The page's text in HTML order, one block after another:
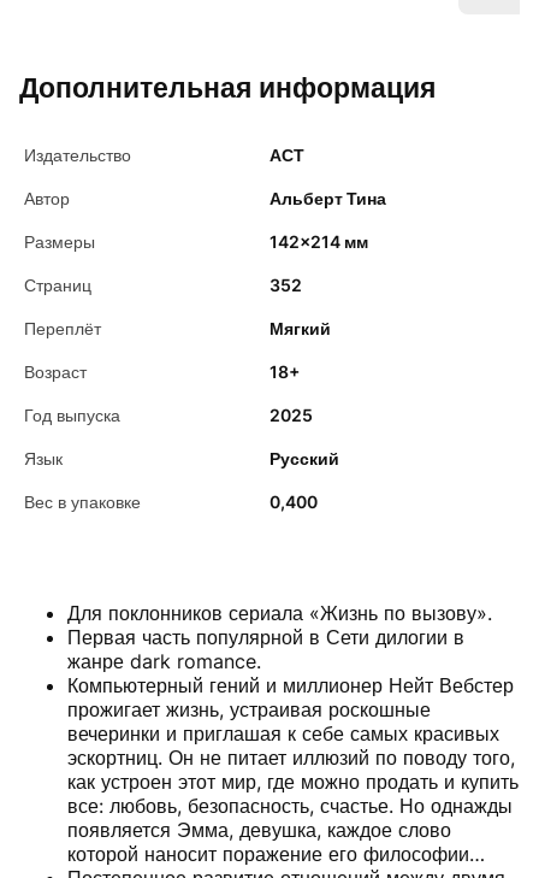
Дополнительная информация
Издательство АСТ
Автор Альберт Тина
Размеры 142×214 мм
Страниц 352
Переплёт Мягкий
Возраст 18+
Год выпуска 2025
Язык Русский
Вес в упаковке 0,400
Для поклонников сериала «Жизнь по вызову».
Первая часть популярной в Сети дилогии в
жанре dark romance.
Компьютерный гений и миллионер Нейт Вебстер
прожигает жизнь, устраивая роскошные
вечеринки и приглашая к себе самых красивых
эскортниц. Он не питает иллюзий по поводу того,
как устроен этот мир, где можно продать и купить
все: любовь, безопасность, счастье. Но однажды
появляется Эмма, девушка, каждое слово
которой наносит поражение его философии…